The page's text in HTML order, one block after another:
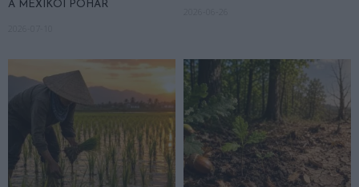
A MEXIKÓI POHÁR